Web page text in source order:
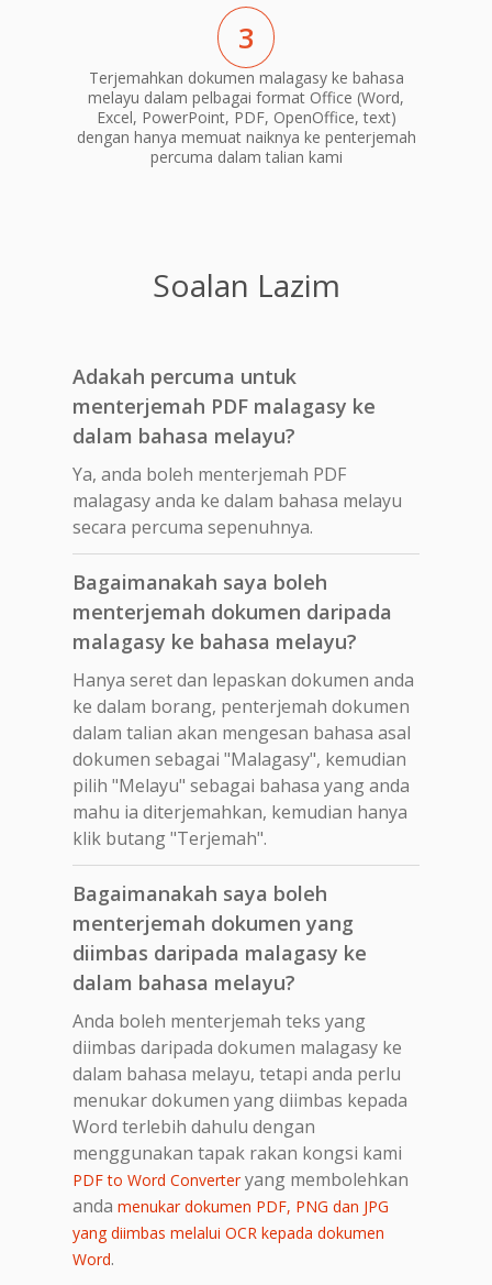
3
Terjemahkan dokumen malagasy ke bahasa
melayu dalam pelbagai format Office (Word,
Excel, PowerPoint, PDF, OpenOffice, text)
dengan hanya memuat naiknya ke penterjemah
percuma dalam talian kami
Soalan Lazim
Adakah percuma untuk
menterjemah PDF malagasy ke
dalam bahasa melayu?
Ya, anda boleh menterjemah PDF
malagasy anda ke dalam bahasa melayu
secara percuma sepenuhnya.
Bagaimanakah saya boleh
menterjemah dokumen daripada
malagasy ke bahasa melayu?
Hanya seret dan lepaskan dokumen anda
ke dalam borang, penterjemah dokumen
dalam talian akan mengesan bahasa asal
dokumen sebagai "Malagasy", kemudian
pilih "Melayu" sebagai bahasa yang anda
mahu ia diterjemahkan, kemudian hanya
klik butang "Terjemah".
Bagaimanakah saya boleh
menterjemah dokumen yang
diimbas daripada malagasy ke
dalam bahasa melayu?
Anda boleh menterjemah teks yang
diimbas daripada dokumen malagasy ke
dalam bahasa melayu, tetapi anda perlu
menukar dokumen yang diimbas kepada
Word terlebih dahulu dengan
menggunakan tapak rakan kongsi kami
PDF to Word Converteryang membolehkan
anda menukar dokumen PDF, PNG dan JPG
yang diimbas melalui OCR kepada dokumen
Word.